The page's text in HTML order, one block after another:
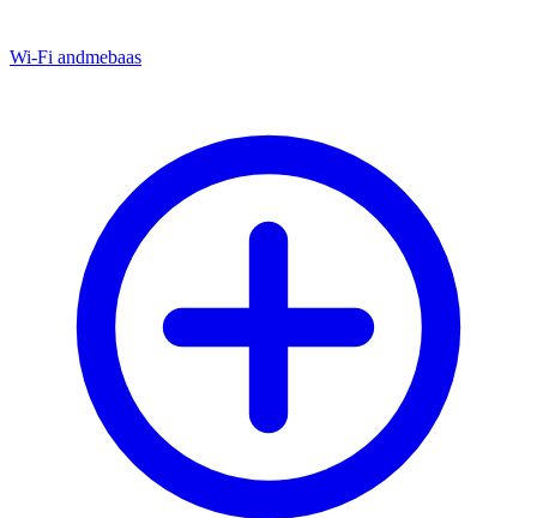
Wi-Fi andmebaas